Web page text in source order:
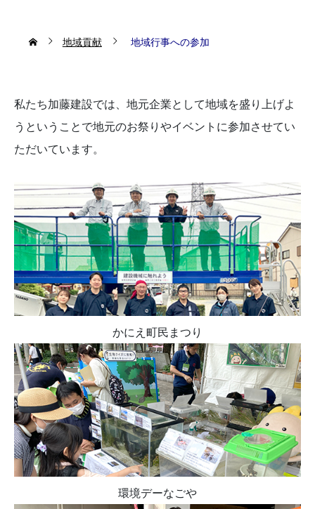
地域貢献 地域行事への参加
私たち加藤建設では、地元企業として地域を盛り上げよ
うということで地元のお祭りやイベントに参加させてい
ただいています。
かにえ町民まつり
環境デーなごや